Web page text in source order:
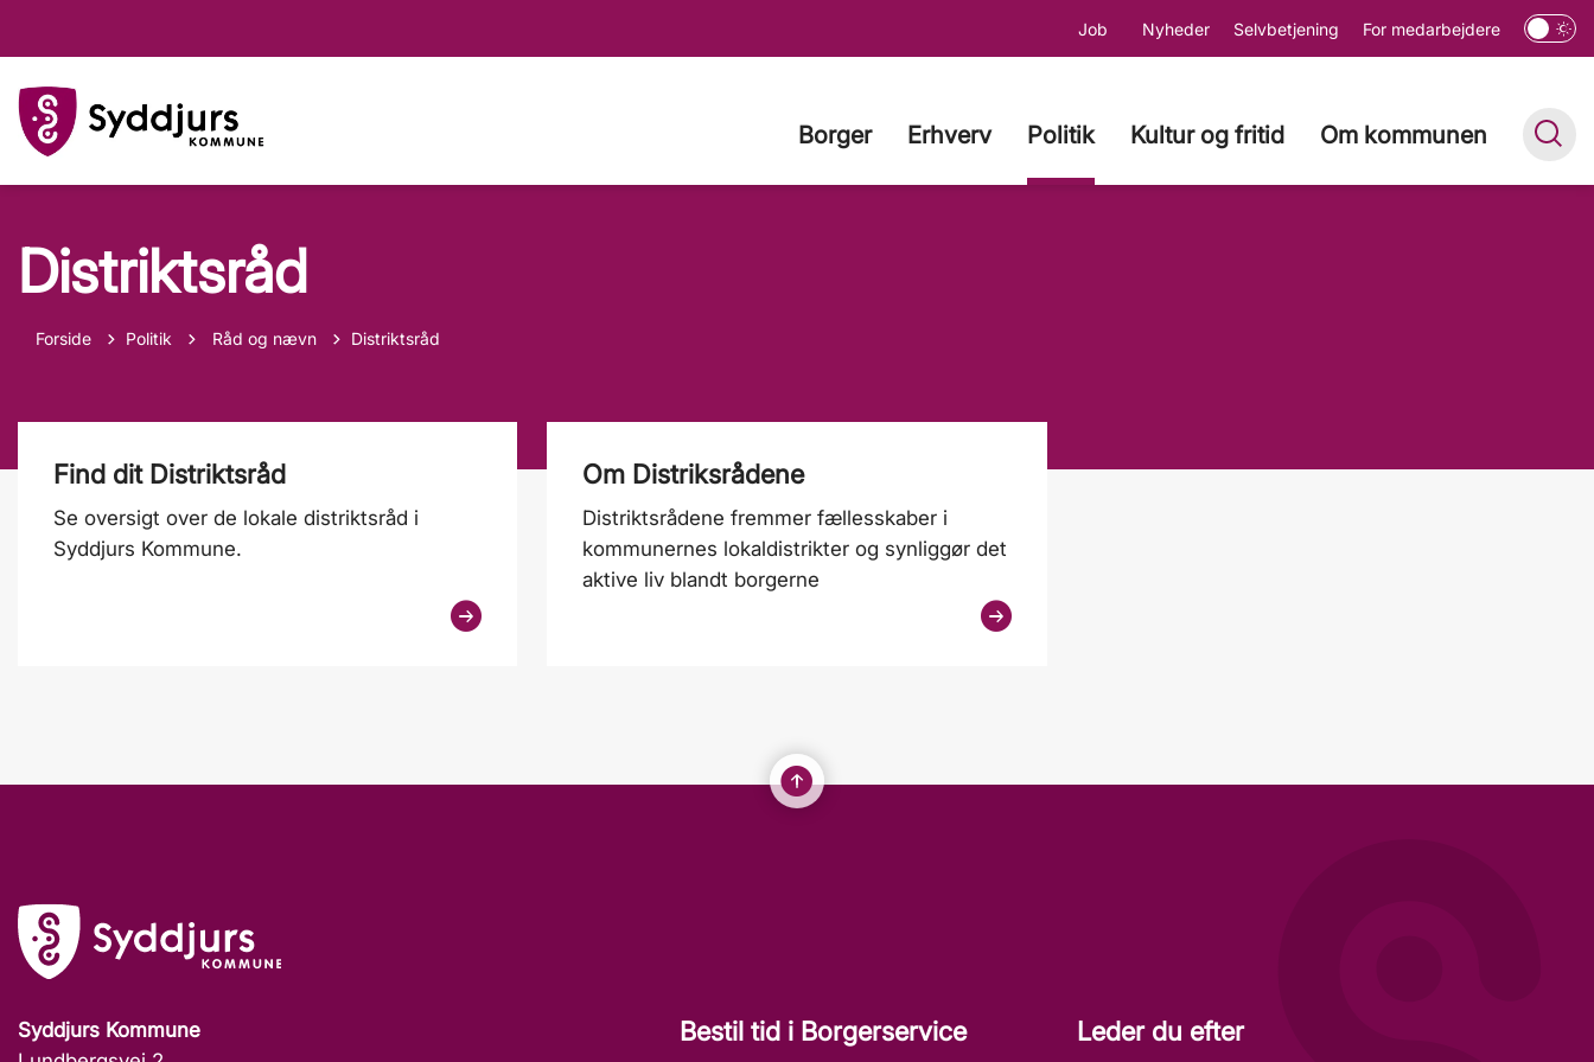
Job Nyheder Selvbetjening For medarbejdere
Borger Erhverv Politik Kultur og fritid Om kommunen
Distriktsråd
Forside Politik Tilbage til
Råd og nævn Distriktsråd
Find dit Distriktsråd
Se oversigt over de lokale distriktsråd i
Syddjurs Kommune.
Om Distriksrådene
Distriktsrådene fremmer fællesskaber i
kommunernes lokaldistrikter og synliggør det
aktive liv blandt borgerne
Syddjurs Kommune
Bestil tid i Borgerservice Leder du efter